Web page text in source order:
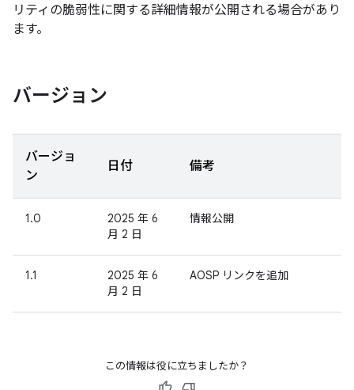
リティの脆弱性に関する詳細情報が公開される場合があり
ます。
バージョン
バージョ
ン
日付 備考
1.0
2025 年 6
月 2 日
情報公開
1.1
2025 年 6
月 2 日
AOSP リンクを追加
この情報は役に立ちましたか？